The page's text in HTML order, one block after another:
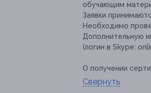
обучающим
Заявки
Необходимо
Дополнительную
(логин в Skype:
О получении
Свернуть